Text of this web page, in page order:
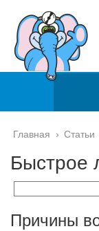
Главная › Статьи
Быстрое
Причины